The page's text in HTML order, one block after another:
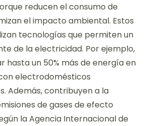
reducen el consumo de
el impacto ambiental. Estos
tecnologías que permiten un
de la electricidad. Por ejemplo,
hasta un 50% más de energía en
electrodomésticos
Además, contribuyen a la
de gases de efecto
la Agencia Internacional de